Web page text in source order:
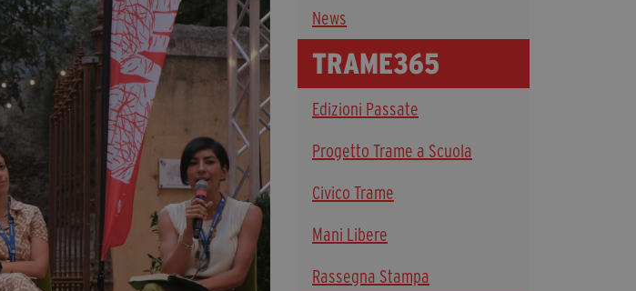
Accrediti Stampa | Trame.15
Cartella Stampa
Rassegna Stampa
Partecipa
Diventa Partner
Sostienici
Fondazione Trame
News
TRAME365
Edizioni Passate
Progetto Trame a Scuola
Civico Trame
Mani Libere
Rassegna Stampa